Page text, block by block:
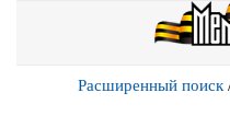
Расширенный поиск